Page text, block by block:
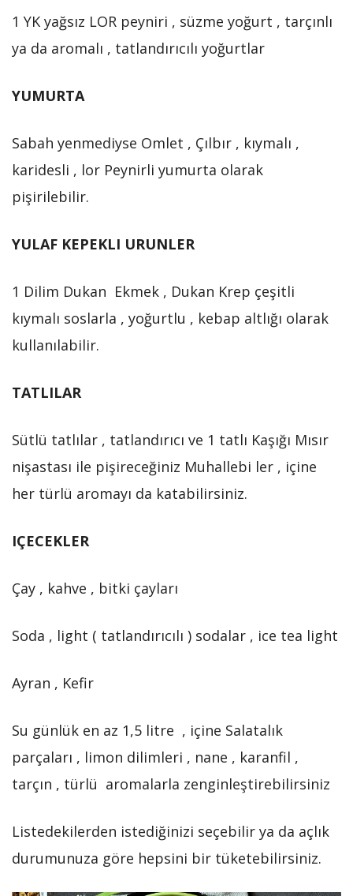
1 YK yağsız LOR peyniri , süzme yoğurt , tarçınlı
ya da aromalı , tatlandırıcılı yoğurtlar
YUMURTA
Sabah yenmediyse Omlet , Çılbır , kıymalı ,
karidesli , lor Peynirli yumurta olarak
pişirilebilir.
YULAF KEPEKLI URUNLER
1 Dilim Dukan Ekmek , Dukan Krep çeşitli
kıymalı soslarla , yoğurtlu , kebap altlığı olarak
kullanılabilir.
TATLILAR
Sütlü tatlılar , tatlandırıcı ve 1 tatlı Kaşığı Mısır
nişastası ile pişireceğiniz Muhallebi ler , içine
her türlü aromayı da katabilirsiniz.
IÇECEKLER
Çay , kahve , bitki çayları
Soda , light ( tatlandırıcılı ) sodalar , ice tea light
Ayran , Kefir
Su günlük en az 1,5 litre , içine Salatalık
parçaları , limon dilimleri , nane , karanfil ,
tarçın , türlü aromalarla zenginleştirebilirsiniz
Listedekilerden istediğinizi seçebilir ya da açlık
durumunuza göre hepsini bir tüketebilirsiniz.